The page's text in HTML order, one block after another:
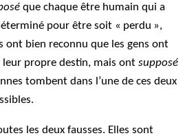
que chaque être humain qui a
pour être soit « perdu »,
ont bien reconnu que les gens ont
leur propre destin, mais ontsupposé
tombent dans l’une de ces deux
les deux fausses. Elles sont